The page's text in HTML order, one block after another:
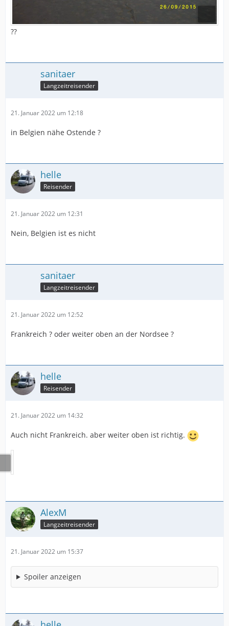
??
sanitaer
Langzeitreisender
21. Januar 2022 um 12:18
in Belgien nähe Ostende ?
helle
Reisender
21. Januar 2022 um 12:31
Nein, Belgien ist es nicht
sanitaer
Langzeitreisender
21. Januar 2022 um 12:52
Frankreich ? oder weiter oben an der Nordsee ?
helle
Reisender
21. Januar 2022 um 14:32
Auch nicht Frankreich. aber weiter oben ist richtig.
AlexM
Langzeitreisender
21. Januar 2022 um 15:37
Spoiler anzeigen